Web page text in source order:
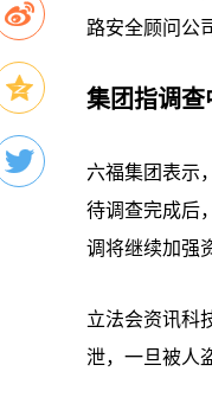
路安全顾问公
集团指调
六福集团表示
待调查完成后
调将继续加强
立法会资讯科
泄，一旦被人